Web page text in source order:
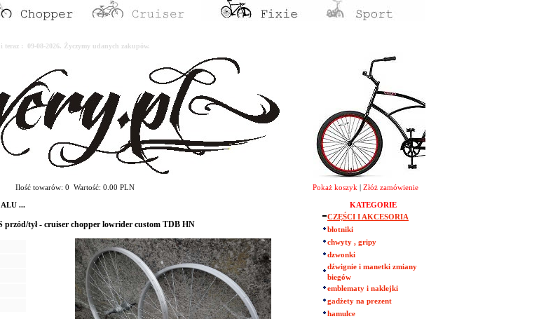
: 09-08-2026. Życzymy udanych zakupów.
Ilość towarów: 0 Wartość: 0.00 PLN Pokaż koszyk Złóż zamówienie
ALU ...
przód/tył - cruiser chopper lowrider custom TDB HN
KATEGORIE
CZĘŚCI I AKCESORIA
błotniki
chwyty , gripy
dzwonki
dźwignie i manetki zmiany
biegów
emblematy i naklejki
gadżety na prezent
hamulce